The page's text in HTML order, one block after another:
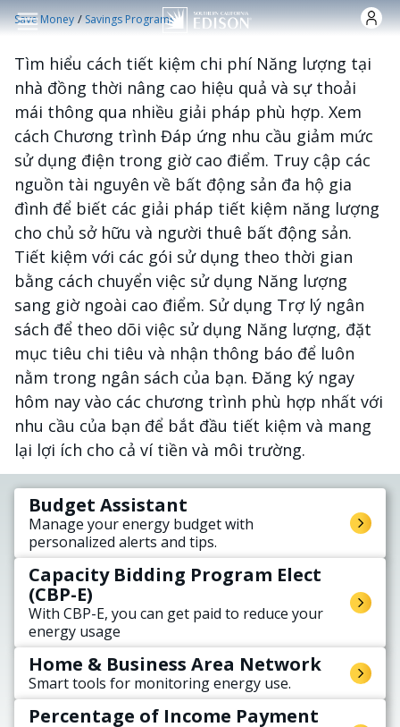
Nhảy đến nội dung
Save Money /Savings Programs
Tìm hiểu cách tiết kiệm chi phí Năng lượng tại
nhà đồng thời nâng cao hiệu quả và sự thoải
mái thông qua nhiều giải pháp phù hợp. Xem
cách Chương trình Đáp ứng nhu cầu giảm mức
sử dụng điện trong giờ cao điểm. Truy cập các
nguồn tài nguyên về bất động sản đa hộ gia
đình để biết các giải pháp tiết kiệm năng lượng
cho chủ sở hữu và người thuê bất động sản.
Tiết kiệm với các gói sử dụng theo thời gian
bằng cách chuyển việc sử dụng Năng lượng
sang giờ ngoài cao điểm. Sử dụng Trợ lý ngân
sách để theo dõi việc sử dụng Năng lượng, đặt
mục tiêu chi tiêu và nhận thông báo để luôn
nằm trong ngân sách của bạn. Đăng ký ngay
hôm nay vào các chương trình phù hợp nhất với
nhu cầu của bạn để bắt đầu tiết kiệm và mang
lại lợi ích cho cả ví tiền và môi trường.
Budget Assistant
Manage your energy budget with
personalized alerts and tips.
Capacity Bidding Program Elect
(CBP-E)
With CBP-E, you can get paid to reduce your
energy usage
Home & Business Area Network
Smart tools for monitoring energy use.
Percentage of Income Payment